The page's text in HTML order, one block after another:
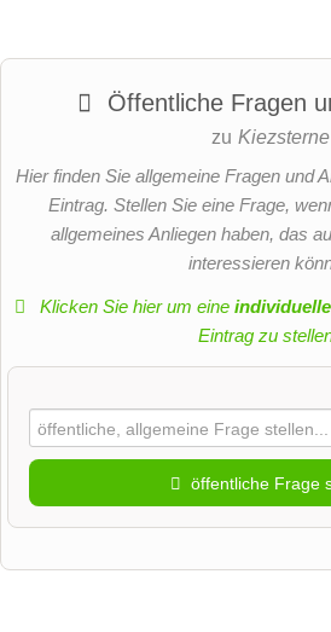
Öffentliche Fragen
zu Kiezsterne
Hier finden Sie allgemeine Fragen und
Eintrag. Stellen Sie eine Frage,
allgemeines Anliegen haben, das
interessieren
Klicken Sie hier um eine
Eintrag zu
öffentliche Frage